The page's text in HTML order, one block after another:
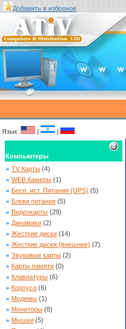
Добавить в изброное
Язык : | |
Компьютеры
» TV Карты (4)
» WEB Камеры (1)
» Бесп. ист. Питания (UPS) (5)
» Блоки питания (5)
» Видеокарты (29)
» Динамики (2)
» Жесткие диски (14)
» Жесткие диски (внешние) (7)
» Звуковые карты (2)
» Карты памяти (0)
» Клавиатуры (6)
» Корпуса (6)
» Модемы (1)
» Мониторы (8)
» Мышки (5)